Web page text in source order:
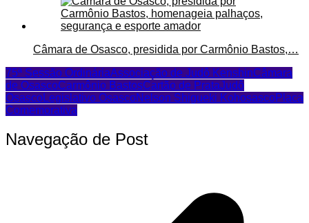
Câmara de Osasco, presidida por Carmônio Bastos,…
75ª Sessão OrdináriaAssociação de Judô KenshinCâmara
de OsascoCarmônio BastosCartão de PrataJudô
Osasco Legislativo OsascoNelson Shigueki Kohosasco Placa
Comemorativa
Navegação de Post